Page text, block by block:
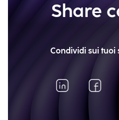
Share
Condividi sui tuoi